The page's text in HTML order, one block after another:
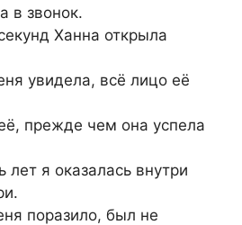
в звонок.
Ханна открыла
увидела, всё лицо её
прежде чем она успела
лет я оказалась внутри
поразило, был не